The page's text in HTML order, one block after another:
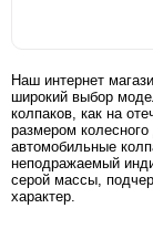
Наш интернет
широкий выбор
колпаков, как на
размером
автомобильные
неподражаемый
серой массы,
характер.